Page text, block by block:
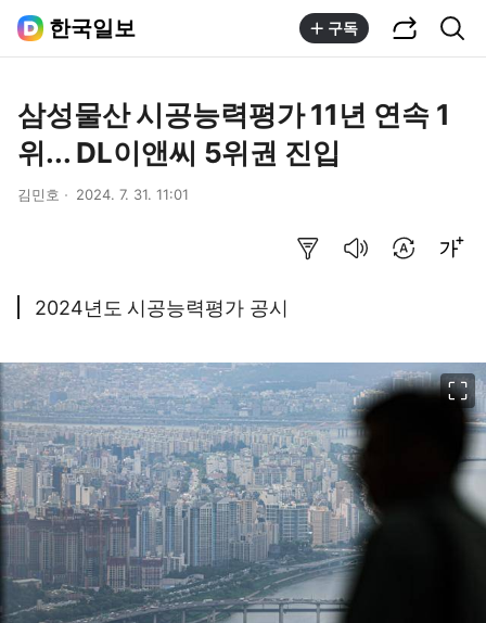
한국일보 구독
삼성물산 시공능력평가 11년 연속 1
위... DL이앤씨 5위권 진입
김민호 2024. 7. 31. 11:01
2024년도 시공능력평가 공시